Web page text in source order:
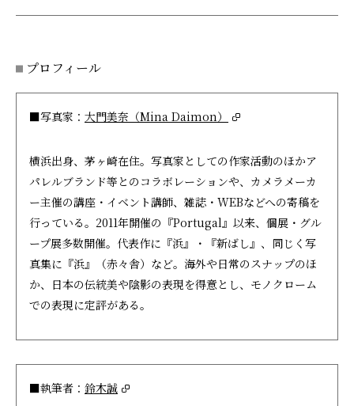
プロフィール
■写真家： 大門美奈（Mina Daimon）
横浜出身、茅ヶ崎在住。写真家としての作家活動のほかア
パレルブランド等とのコラボレーションや、カメラメーカ
ー主催の講座・イベント講師、雑誌・WEBなどへの寄稿を
行っている。2011年開催の『Portugal』以来、個展・グル
ープ展多数開催。代表作に『浜』・『新ばし』、同じく写
真集に『浜』（赤々舎）など。海外や日常のスナップのほ
か、日本の伝統美や陰影の表現を得意とし、モノクローム
での表現に定評がある。
■執筆者： 鈴木誠